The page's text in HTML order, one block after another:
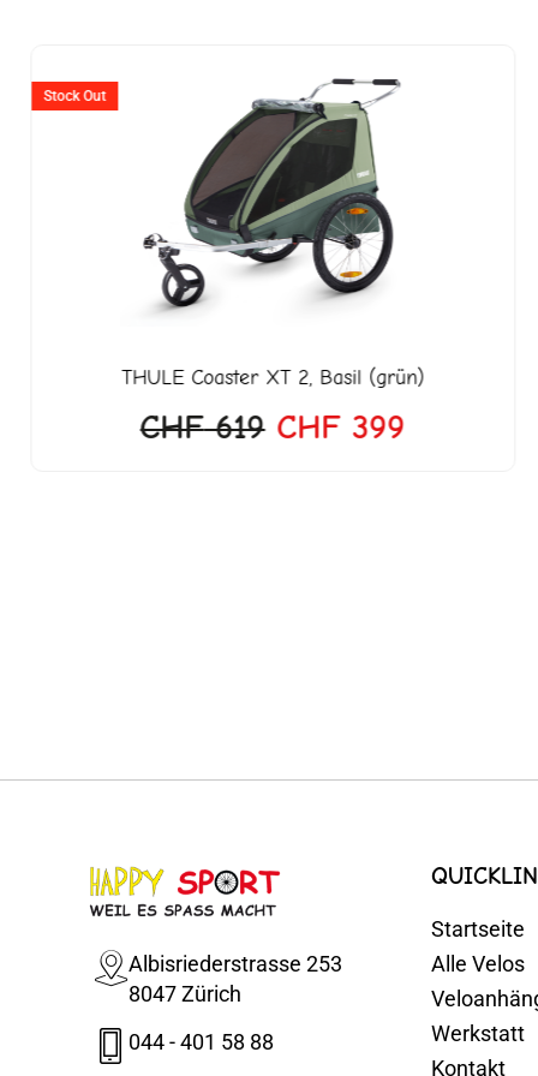
Stock Out
THULECoaster XT 2, Basil (grün)
CHF619
Preis
war:
CHF 619
CHF399
Albisriederstrasse 253
8047 Zürich
044 - 401 58 88
Startseite
Alle Velos
Werkstatt
Kontakt